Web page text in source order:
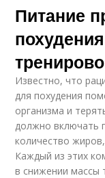
Питание
Питание
Известно, что
для похудения
организма и
должно включать
количество
Каждый из этих
в снижении массы